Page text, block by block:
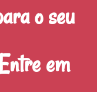
o seu
em